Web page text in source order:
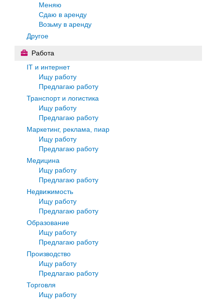
Меняю
Сдаю в аренду
Возьму в аренду
Другое
Работа
IT и интернет
Ищу работу
Предлагаю работу
Транспорт и логистика
Ищу работу
Предлагаю работу
Маркетинг, реклама, пиар
Ищу работу
Предлагаю работу
Медицина
Ищу работу
Предлагаю работу
Недвижимость
Ищу работу
Предлагаю работу
Образование
Ищу работу
Предлагаю работу
Производство
Ищу работу
Предлагаю работу
Торговля
Ищу работу